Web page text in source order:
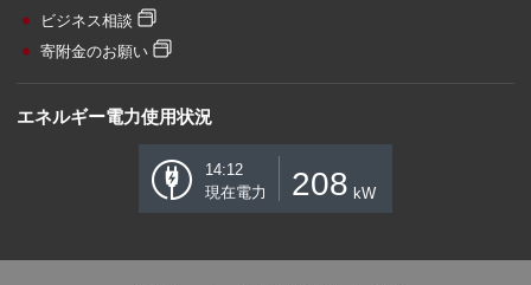
ビジネス相談
寄附金のお願い
エネルギー電力使用状況
14:12
現在電力
208 kW